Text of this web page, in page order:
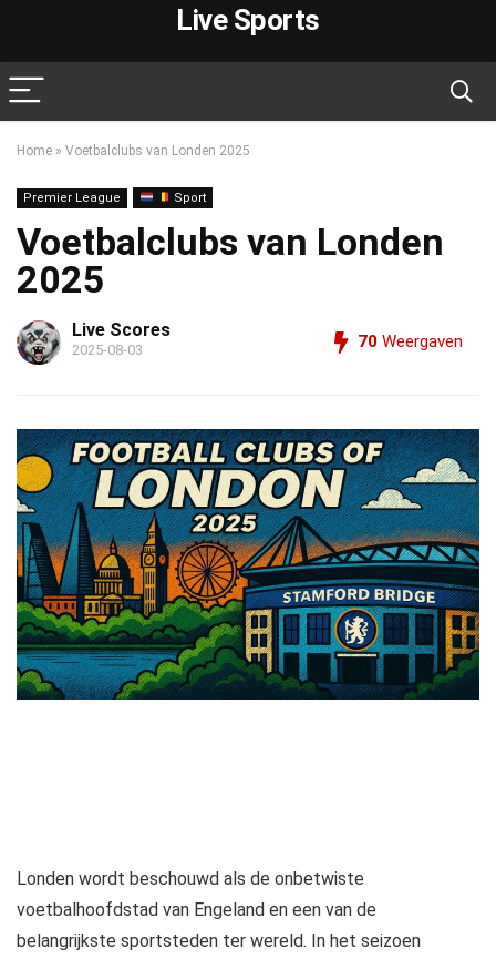
Live Sports
Home » Voetbalclubs van Londen 2025
Premier League Sport
Voetbalclubs van Londen
2025
Live Scores
2025-08-03 70 Weergaven
Londen wordt beschouwd als de onbetwiste
voetbalhoofdstad van Engeland en een van de
belangrijkste sportsteden ter wereld. In het seizoen